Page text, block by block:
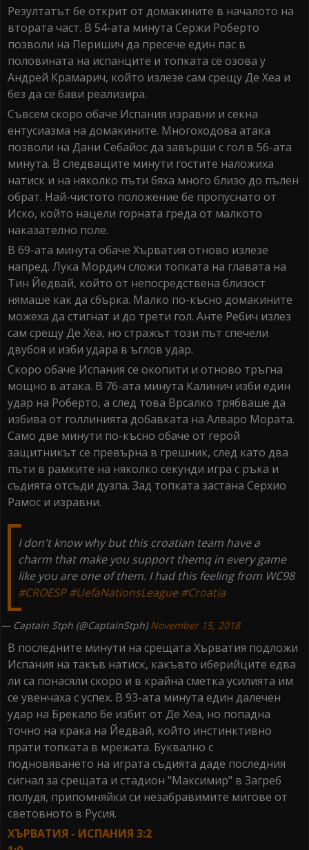
Резултатът бе открит от домакините в началото на
втората част. В 54-ата минута Сержи Роберто
позволи на Перишич да пресече един пас в
половината на испанците и топката се озова у
Андрей Крамарич, който излезе сам срещу Де Хеа и
без да се бави реализира.
Съвсем скоро обаче Испания изравни и секна
ентусиазма на домакините. Многоходова атака
позволи на Дани Себайос да завърши с гол в 56-ата
минута. В следващите минути гостите наложиха
натиск и на няколко пъти бяха много близо до пълен
обрат. Най-чистото положение бе пропуснато от
Иско, който нацели горната греда от малкото
наказателно поле.
В 69-ата минута обаче Хърватия отново излезе
напред. Лука Мордич сложи топката на главата на
Тин Йедвай, който от непосредствена близост
нямаше как да сбърка. Малко по-късно домакините
можеха да стигнат и до трети гол. Анте Ребич излез
сам срещу Де Хеа, но стражът този път спечели
двубоя и изби удара в ъглов удар.
Скоро обаче Испания се окопити и отново тръгна
мощно в атака. В 76-ата минута Калинич изби един
удар на Роберто, а след това Врсалко трябваше да
избива от голлинията добавката на Алваро Мората.
Само две минути по-късно обаче от герой
защитникът се превърна в грешник, след като два
пъти в рамките на няколко секунди игра с ръка и
съдията отсъди дузпа. Зад топката застана Серхио
Рамос и изравни.
I don't know why but this croatian team have a
charm that make you support themq in every game
like you are one of them. I had this feeling from WC98
#CROESP #UefaNationsLeague #Croatia
— Captain Stph (@CaptainStph) November 15, 2018
В последните минути на срещата Хърватия подложи
Испания на такъв натиск, какъвто иберийците едва
ли са понасяли скоро и в крайна сметка усилията им
се увенчаха с успех. В 93-ата минута един далечен
удар на Брекало бе избит от Де Хеа, но попадна
точно на крака на Йедвай, който инстинктивно
прати топката в мрежата. Буквално с
подновяването на играта съдията даде последния
сигнал за срещата и стадион "Максимир" в Загреб
полудя, припомняйки си незабравимите мигове от
световното в Русия.
ХЪРВАТИЯ - ИСПАНИЯ 3:2